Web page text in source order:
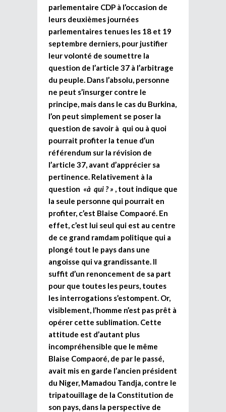
parlementaire CDP à l’occasion de
leurs deuxièmes journées
parlementaires tenues les 18 et 19
septembre derniers, pour justifier
leur volonté de soumettre la
question de l’article 37 à l’arbitrage
du peuple. Dans l’absolu, personne
ne peut s’insurger contre le
principe, mais dans le cas du Burkina,
l’on peut simplement se poser la
question de savoir à qui ou à quoi
pourrait profiter la tenue d’un
référendum sur la révision de
l’article 37, avant d’apprécier sa
pertinence. Relativement à la
question «à qui ? » , tout indique que
la seule personne qui pourrait en
profiter, c’est Blaise Compaoré. En
effet, c’est lui seul qui est au centre
de ce grand ramdam politique qui a
plongé tout le pays dans une
angoisse qui va grandissante. Il
suffit d’un renoncement de sa part
pour que toutes les peurs, toutes
les interrogations s’estompent. Or,
visiblement, l’homme n’est pas prêt à
opérer cette sublimation. Cette
attitude est d’autant plus
incompréhensible que le même
Blaise Compaoré, de par le passé,
avait mis en garde l’ancien président
du Niger, Mamadou Tandja, contre le
tripatouillage de la Constitution de
son pays, dans la perspective de